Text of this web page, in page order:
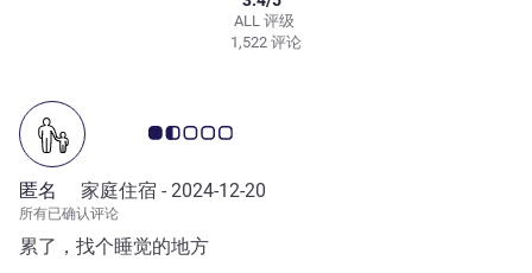
ALL 评级
1,522 评论
客户意见评级 1.5/5
匿名 家庭住宿 - 2024-12-20
所有已确认评论
累了，找个睡觉的地方